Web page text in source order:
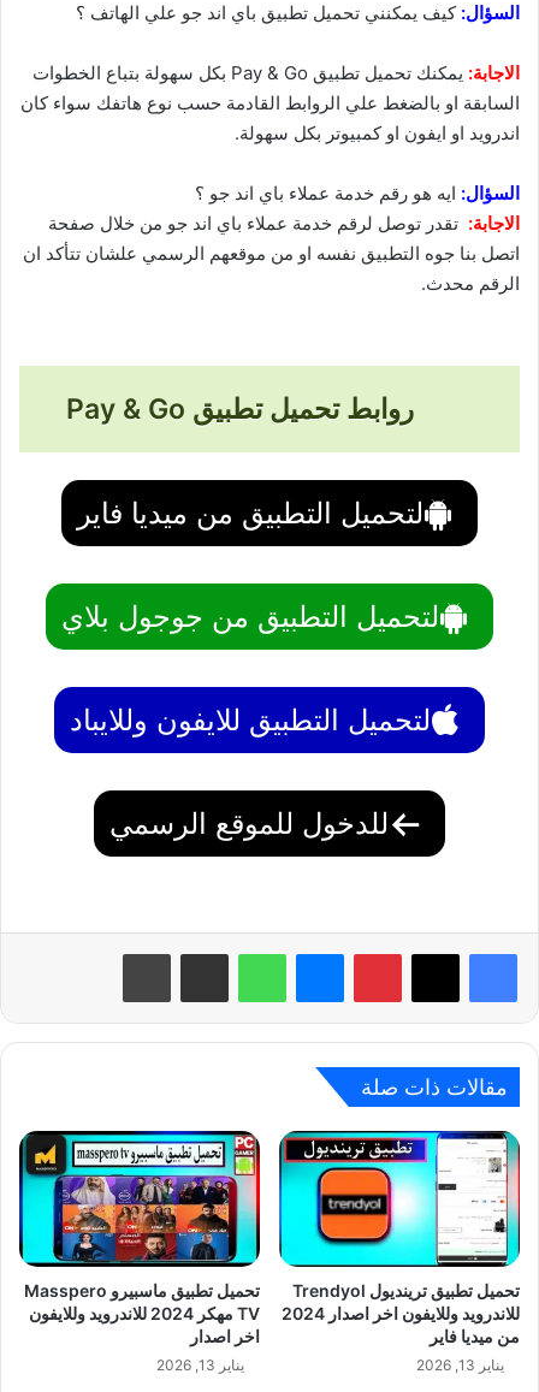
السؤال:كيف يمكنني تحميل تطبيق باي اند جو علي الهاتف ؟
الاجابة:
يمكنك تحميل تطبيق Pay & Go بكل سهولة بتباع الخطوات
السابقة او بالضغط علي الروابط القادمة حسب نوع هاتفك سواء كان
اندرويد او ايفون او كمبيوتر بكل سهولة.
السؤال: ايه هو رقم خدمة عملاء باي اند جو ؟
الاجابة: تقدر توصل لرقم خدمة عملاء باي اند جو من خلال صفحة
اتصل بنا جوه التطبيق نفسه او من موقعهم الرسمي علشان تتأكد ان
الرقم محدث.
روابط تحميل تطبيق Pay & Go
لتحميل التطبيق من ميديا فاير
لتحميل التطبيق من جوجول بلاي
لتحميل التطبيق للايفون وللايباد
للدخول للموقع الرسمي
بينتيريست واتساب
مقالات ذات صلة
تحميل تطبيق ترينديول Trendyol
للاندرويد وللايفون اخر اصدار 2024
من ميديا فاير
يناير 13, 2026
تحميل تطبيق ماسبيرو Masspero
TV مهكر 2024 للاندرويد وللايفون
اخر اصدار
يناير 13, 2026